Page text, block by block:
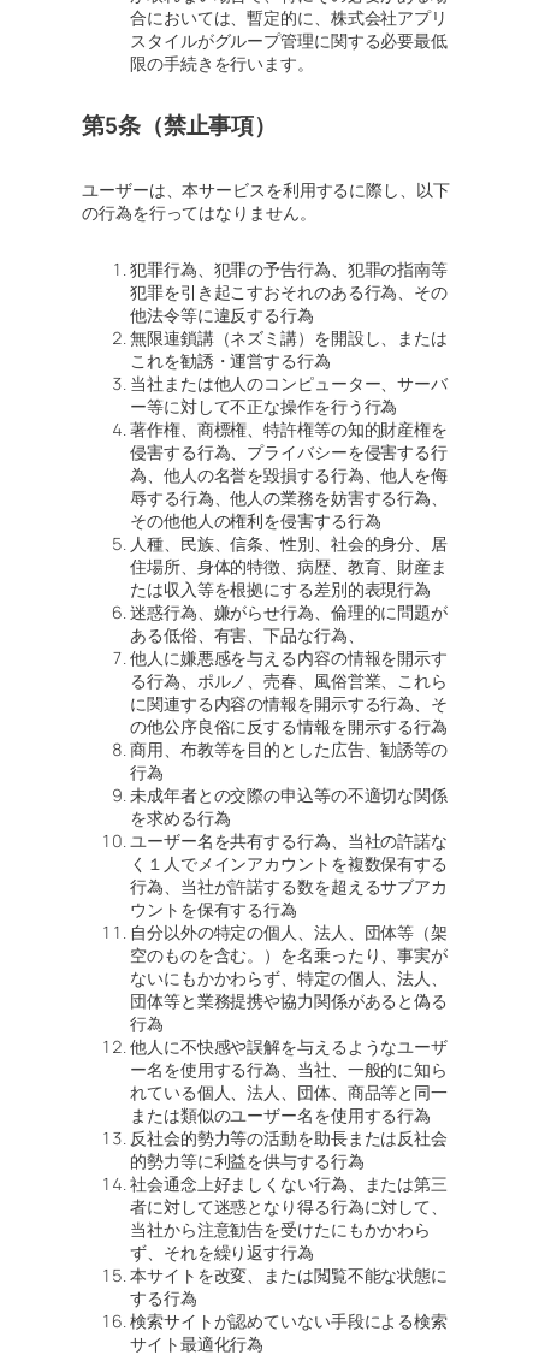
合においては、暫定的に、株式会社アプリ
スタイルがグループ管理に関する必要最低
限の手続きを行います。
第5条（禁止事項）
ユーザーは、本サービスを利用するに際し、以下
の行為を行ってはなりません。
犯罪行為、犯罪の予告行為、犯罪の指南等
犯罪を引き起こすおそれのある行為、その
他法令等に違反する行為
無限連鎖講（ネズミ講）を開設し、または
これを勧誘・運営する行為
当社または他人のコンピューター、サーバ
ー等に対して不正な操作を行う行為
著作権、商標権、特許権等の知的財産権を
侵害する行為、プライバシーを侵害する行
為、他人の名誉を毀損する行為、他人を侮
辱する行為、他人の業務を妨害する行為、
その他他人の権利を侵害する行為
人種、民族、信条、性別、社会的身分、居
住場所、身体的特徴、病歴、教育、財産ま
たは収入等を根拠にする差別的表現行為
迷惑行為、嫌がらせ行為、倫理的に問題が
ある低俗、有害、下品な行為、
他人に嫌悪感を与える内容の情報を開示す
る行為、ポルノ、売春、風俗営業、これら
に関連する内容の情報を開示する行為、そ
の他公序良俗に反する情報を開示する行為
商用、布教等を目的とした広告、勧誘等の
行為
未成年者との交際の申込等の不適切な関係
を求める行為
ユーザー名を共有する行為、当社の許諾な
く１人でメインアカウントを複数保有する
行為、当社が許諾する数を超えるサブアカ
ウントを保有する行為
自分以外の特定の個人、法人、団体等（架
空のものを含む。）を名乗ったり、事実が
ないにもかかわらず、特定の個人、法人、
団体等と業務提携や協力関係があると偽る
行為
他人に不快感や誤解を与えるようなユーザ
ー名を使用する行為、当社、一般的に知ら
れている個人、法人、団体、商品等と同一
または類似のユーザー名を使用する行為
反社会的勢力等の活動を助長または反社会
的勢力等に利益を供与する行為
社会通念上好ましくない行為、または第三
者に対して迷惑となり得る行為に対して、
当社から注意勧告を受けたにもかかわら
ず、それを繰り返す行為
本サイトを改変、または閲覧不能な状態に
する行為
検索サイトが認めていない手段による検索
サイト最適化行為